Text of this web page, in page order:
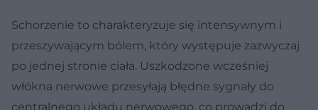
Schorzenie to charakteryzuje się intensywnym i
przeszywającym bólem, który występuje zazwyczaj
po jednej stronie ciała. Uszkodzone wcześniej
włókna nerwowe przesyłają błędne sygnały do
centralnego układu nerwowego, co prowadzi do